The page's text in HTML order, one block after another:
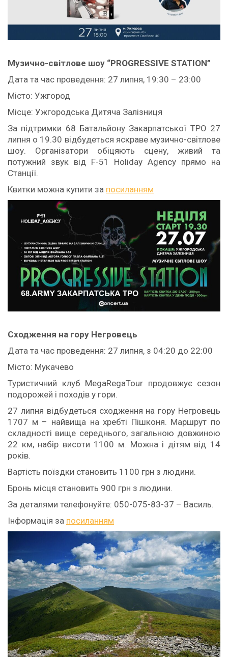
Музично-світлове шоу “PROGRESSIVE STATION”
Дата та час проведення: 27 липня, 19:30 – 23:00
Місто: Ужгород
Місце: Ужгородська Дитяча Залізниця
За підтримки 68 Батальйону Закарпатської ТРО 27
липня о 19.30 відбудеться яскраве музично-світлове
шоу. Організатори обіцяють сцену, живий та
потужний звук від F-51 Holiday Agency прямо на
Станції.
Квитки можна купити за посиланням
Сходження на гору Негровець
Дата та час проведення: 27 липня, з 04:20 до 22:00
Місто: Мукачево
Туристичний клуб MegaRegaTour продовжує сезон
подорожей і походів у гори.
27 липня відбудеться сходження на гору Негровець
1707 м – найвища на хребті Пішконя. Маршрут по
складності вище середнього, загальною довжиною
22 км, набір висоти 1100 м. Можна і дітям від 14
років.
Вартість поїздки становить 1100 грн з людини.
Бронь місця становить 900 грн з людини.
За деталями телефонуйте: 050-075-83-37 – Василь.
Інформація за посиланням